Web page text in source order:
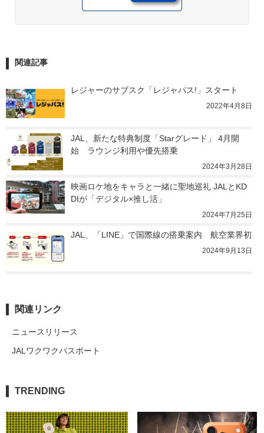
関連記事
レジャーのサブスク「レジャパス!」スタート
2022年4月8日
JAL、新たな特典制度「Starグレード」 4月開
始　ラウンジ利用や優先搭乗
2024年3月28日
映画ロケ地をキャラと一緒に聖地巡礼 JALとKD
DIが「デジタル×推し活」
2024年7月25日
JAL、「LINE」で国際線の搭乗案内　航空業界初
2024年9月13日
関連リンク
ニュースリリース
JALワクワクパスポート
TRENDING